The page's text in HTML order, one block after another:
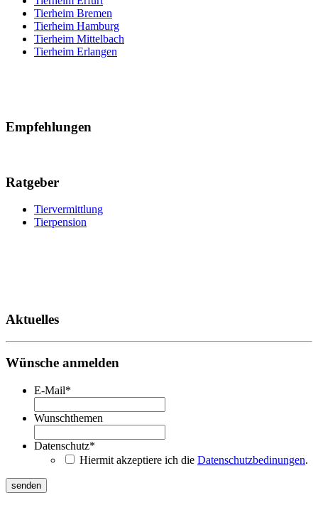
Tierheim Bremen
Tierheim Hamburg
Tierheim Mittelbach
Tierheim Erlangen
Empfehlungen
Ratgeber
Tiervermittlung
Tierpension
Aktuelles
Wünsche anmelden
E-Mail*
Wunschthemen
Datenschutz*
Hiermit akzeptiere ich die Datenschutzbedinungen.